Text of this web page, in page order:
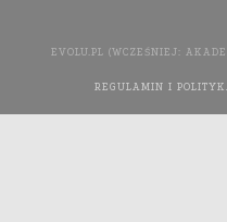
EVOLU.PL (WCZEŚNIEJ:
REGULAMIN I